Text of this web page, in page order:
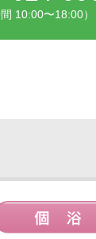
間 10:00〜18:00）